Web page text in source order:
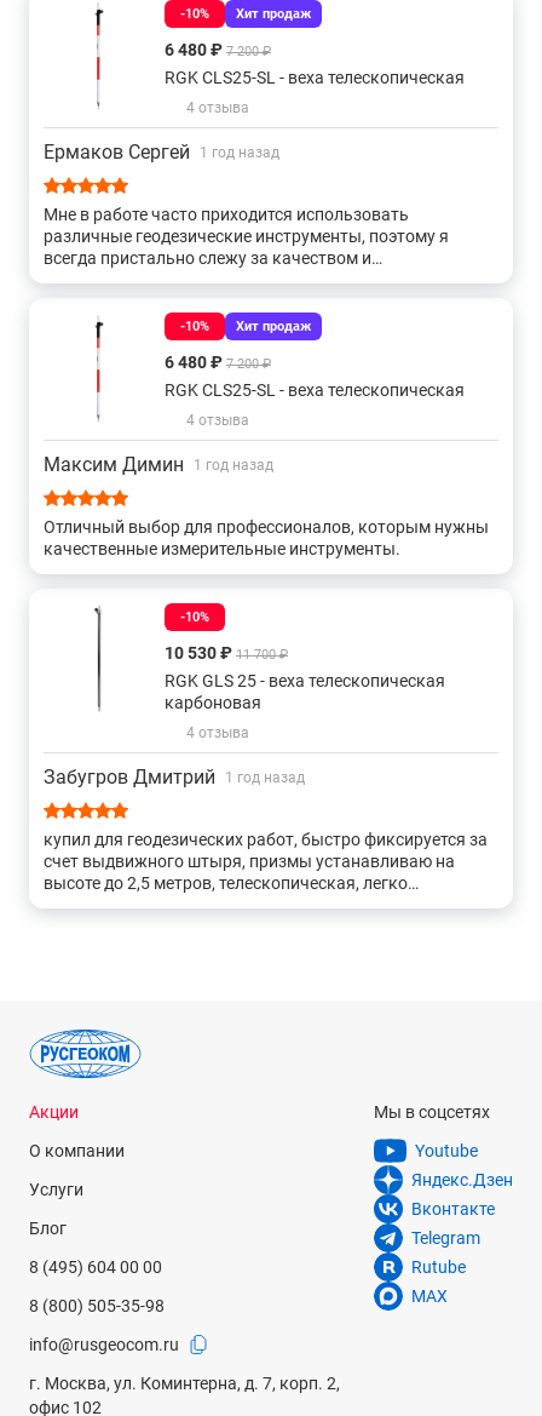
Веха геодезическая с винтовой фиксацией
Высотой от 2 до 3 метров
-10% Хит продаж
6 480 ₽ 7 200 ₽
RGK CLS25-SL - веха телескопическая
4 отзыва
Ермаков Сергей 1 год назад
Мне в работе часто приходится использовать
различные геодезические инструменты, поэтому я
всегда пристально слежу за качеством и
функциональностью каждого из них. Когда я приобрел
характеристиками. Она очень компактная и легкая, что
позволяет легко переносить ее с собой на объекты. Но
при этом она отличается высокой прочностью и
надежностью - я активно использую ее уже несколько
месяцев, и она ни разу меня не подвела. Кроме того, я
позволяет быстро и легко регулировать ее высот.
-10% Хит продаж
6 480 ₽ 7 200 ₽
RGK CLS25-SL - веха телескопическая
4 отзыва
Максим Димин 1 год назад
Отличный выбор для профессионалов, которым нужны
качественные измерительные инструменты.
-10%
10 530 ₽ 11 700 ₽
RGK GLS 25 - веха телескопическая
карбоновая
4 отзыва
Забугров Дмитрий 1 год назад
купил для геодезических работ, быстро фиксируется за
счет выдвижного штыря, призмы устанавливаю на
высоте до 2,5 метров, телескопическая, легко
собирается
Акции
О компании
Услуги
Блог
8 (495) 604 00 00
8 (800) 505-35-98
info@rusgeocom.ru
г. Москва, ул. Коминтерна, д. 7, корп. 2,
офис 102
Мы в соцсетях
Youtube
Яндекс.Дзен
Вконтакте
Telegram
Rutube
MAX